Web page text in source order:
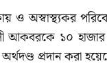
ও অস্বাস্থ্যকর
আকবরকে ১০
প্রদান করা